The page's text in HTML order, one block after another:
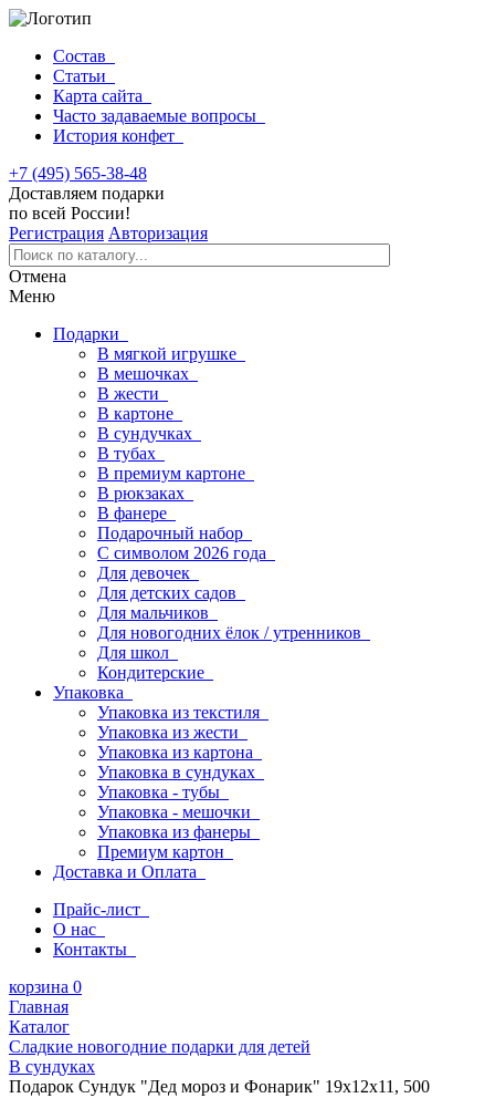
Состав
Статьи
Карта сайта
Часто задаваемые вопросы
История конфет
+7 (495) 565-38-48
Доставляем подарки
по всей России!
Регистрация Авторизация
Отмена
Меню
Подарки
В мягкой игрушке
В мешочках
В жести
В картоне
В сундучках
В тубах
В премиум картоне
В рюкзаках
В фанере
Подарочный набор
С символом 2026 года
Для девочек
Для детских садов
Для мальчиков
Для новогодних ёлок / утренников
Для школ
Кондитерские
Упаковка
Упаковка из текстиля
Упаковка из жести
Упаковка из картона
Упаковка в сундуках
Упаковка - тубы
Упаковка - мешочки
Упаковка из фанеры
Премиум картон
Доставка и Оплата
Прайс-лист
О нас
Контакты
корзина 0
Главная
Каталог
Сладкие новогодние подарки для детей
В сундуках
Подарок Сундук "Дед мороз и Фонарик" 19х12х11, 500